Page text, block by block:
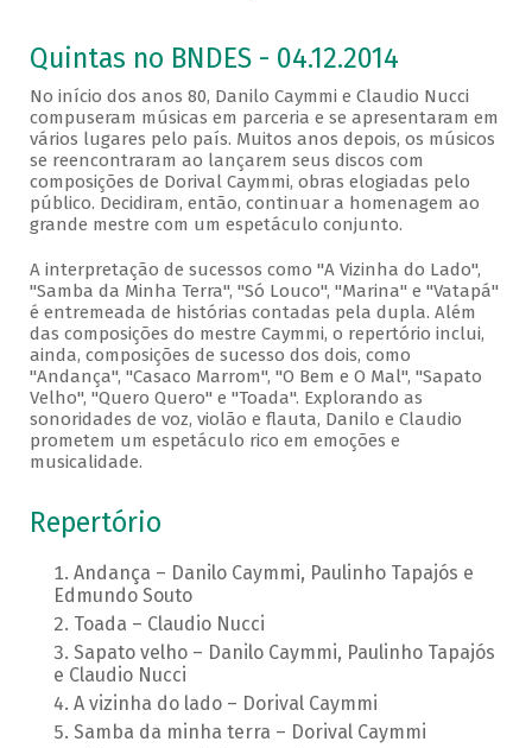
Quintas no BNDES - 04.12.2014
No início dos anos 80, Danilo Caymmi e Claudio Nucci
compuseram músicas em parceria e se apresentaram em
vários lugares pelo país. Muitos anos depois, os músicos
se reencontraram ao lançarem seus discos com
composições de Dorival Caymmi, obras elogiadas pelo
público. Decidiram, então, continuar a homenagem ao
grande mestre com um espetáculo conjunto.
A interpretação de sucessos como "A Vizinha do Lado",
"Samba da Minha Terra", "Só Louco", "Marina" e "Vatapá"
é entremeada de histórias contadas pela dupla. Além
das composições do mestre Caymmi, o repertório inclui,
ainda, composições de sucesso dos dois, como
"Andança", "Casaco Marrom", "O Bem e O Mal", "Sapato
Velho", "Quero Quero" e "Toada". Explorando as
sonoridades de voz, violão e flauta, Danilo e Claudio
prometem um espetáculo rico em emoções e
musicalidade.
Repertório
Andança – Danilo Caymmi, Paulinho Tapajós e
Edmundo Souto
Toada – Claudio Nucci
Sapato velho – Danilo Caymmi, Paulinho Tapajós
e Claudio Nucci
A vizinha do lado – Dorival Caymmi
Samba da minha terra – Dorival Caymmi